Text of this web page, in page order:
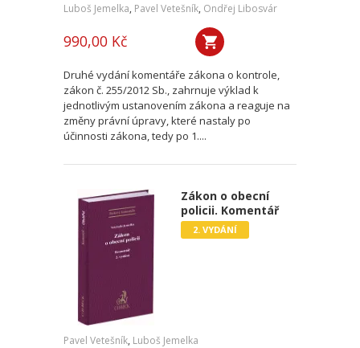
Luboš Jemelka, Pavel Vetešník, Ondřej Libosvár
990,00 Kč
Druhé vydání komentáře zákona o kontrole,
zákon č. 255/2012 Sb., zahrnuje výklad k
jednotlivým ustanovením zákona a reaguje na
změny právní úpravy, které nastaly po
účinnosti zákona, tedy po 1....
Zákon o obecní
policii. Komentář
2. VYDÁNÍ
Pavel Vetešník, Luboš Jemelka